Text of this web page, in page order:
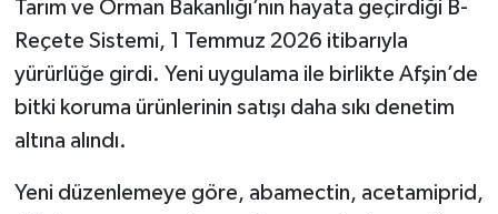
Tarım ve Orman Bakanlığı’nın hayata geçirdiği B-
Reçete Sistemi, 1 Temmuz 2026 itibarıyla
yürürlüğe girdi. Yeni uygulama ile birlikte Afşin’de
bitki koruma ürünlerinin satışı daha sıkı denetim
altına alındı.
Yeni düzenlemeye göre, abamectin, acetamiprid,